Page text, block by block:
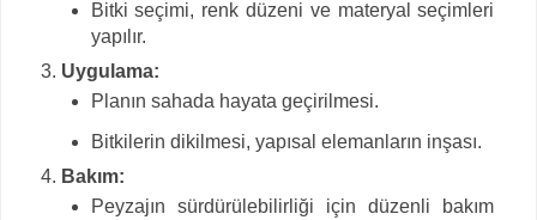
Bitki seçimi, renk düzeni ve materyal seçimleri
yapılır.
Uygulama:
Planın sahada hayata geçirilmesi.
Bitkilerin dikilmesi, yapısal elemanların inşası.
Bakım:
Peyzajın sürdürülebilirliği için düzenli bakım